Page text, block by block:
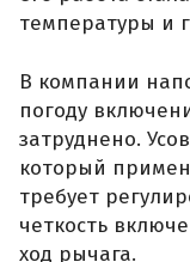
температуры и
В компании
погоду
затруднено.
который
требует
четкость
ход рычага.